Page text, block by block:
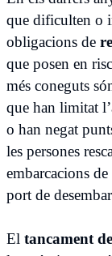
que dificulten o
obligacions de
que posen en
més coneguts
que han limitat
o han negat
les persones
embarcacions de
port de
El tancament